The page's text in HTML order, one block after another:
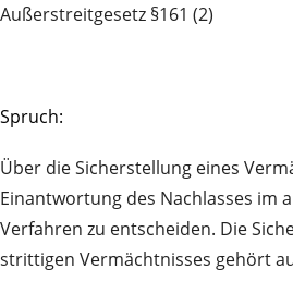
Außerstreitgesetz §161 (2)
Spruch:
Über die Sicherstellung eines
Einantwortung des Nachlasses im
Verfahren zu entscheiden. Die
strittigen Vermächtnisses gehört